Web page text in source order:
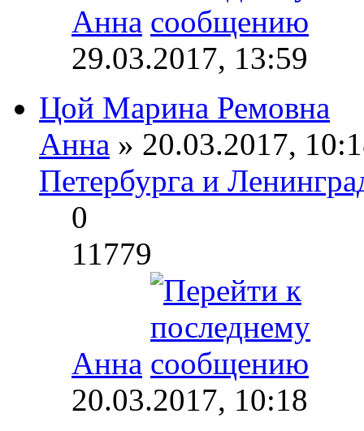
Анна
29.03.2017, 13:59
Цой Марина Ремовна
Анна » 20.03.2017,
Петербурга и
0
11779
Анна
20.03.2017, 10:18